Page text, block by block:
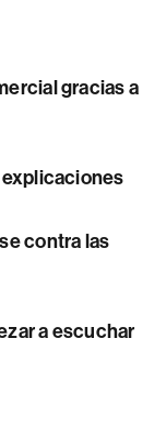
gracias a
explicaciones
contra las
a escuchar